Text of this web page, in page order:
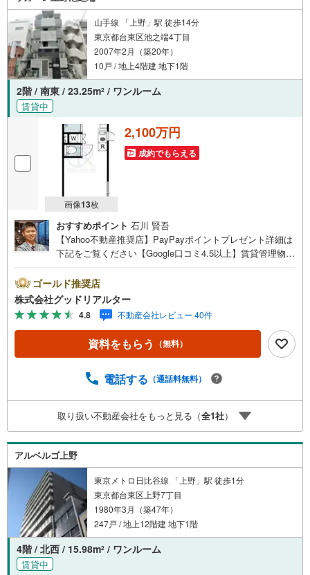
山手線 「上野」駅 徒歩14分
東京都台東区池之端4丁目
2007年2月（築20年）
10戸 / 地上4階建 地下1階
2階 / 南東 / 23.25m2 / ワンルーム
賃貸中
画像13枚
2,100万円
成約でもらえる
おすすめポイント 石川 賢吾
【Yahoo不動産推奨店】PayPayポイントプレゼント詳細は
下記をご覧ください【Google口コミ4.5以上】賃貸管理物件
介です。投資用マンションを購入する際、最大のリスクは
空室リスクです。利回りがいくら高かろうとも、空室が続
いてしまえば、絵に描いた餅になってしまいます。弊社で
ご紹介するマンションは、人気エリアのお薦め物件はもち
ろんのこと、エリアのニーズに合った人気のお部屋等、賃
貸営業経験スタッフの培ってきた知識と経験を基に物件を
ての対策はお任せください。掲載されている物件は、弊社
い合わせください。※記載賃料等の収入や利回りは、将来に
わたり、得られることを保証するものではありません。※賃
料等については、賃貸中のものについては現在の賃料等
で、空室または所有者居住中等のものについては、周辺の
賃料相場に基づき、満室時を想定して表示しています。
ゴールド推奨店
株式会社グッドリアルター
4.8 不動産会社レビュー 40件
資料をもらう （無料）
電話する （通話料無料）
取り扱い不動産会社をもっと見る（全1社）
アルベルゴ上野
東京メトロ日比谷線 「上野」駅 徒歩1分
東京都台東区上野7丁目
1980年3月（築47年）
247戸 / 地上12階建 地下1階
4階 / 北西 / 15.98m2 / ワンルーム
賃貸中